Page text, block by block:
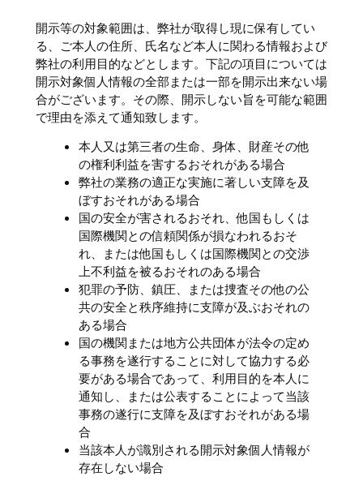
開示等の対象範囲は、弊社が取得し現に保有してい
る、ご本人の住所、氏名など本人に関わる情報および
弊社の利用目的などとします。下記の項目については
開示対象個人情報の全部または一部を開示出来ない場
合がございます。その際、開示しない旨を可能な範囲
で理由を添えて通知致します。
本人又は第三者の生命、身体、財産その他
の権利利益を害するおそれがある場合
弊社の業務の適正な実施に著しい支障を及
ぼすおそれがある場合
国の安全が害されるおそれ、他国もしくは
国際機関との信頼関係が損なわれるおそ
れ、または他国もしくは国際機関との交渉
上不利益を被るおそれのある場合
犯罪の予防、鎮圧、または捜査その他の公
共の安全と秩序維持に支障が及ぶおそれの
ある場合
国の機関または地方公共団体が法令の定め
る事務を遂行することに対して協力する必
要がある場合であって、利用目的を本人に
通知し、または公表することによって当該
事務の遂行に支障を及ぼすおそれがある場
合
当該本人が識別される開示対象個人情報が
存在しない場合